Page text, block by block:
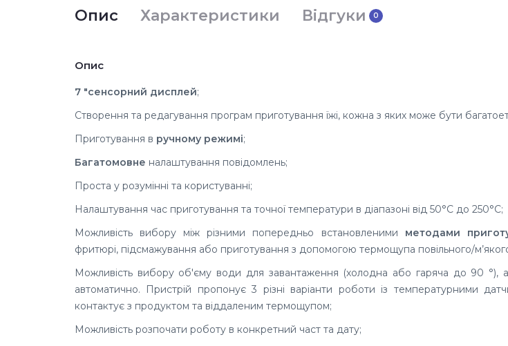
Опис Характеристики Відгуки 0
Опис
7 "сенсорний дисплей;
Створення та редагування програм приготування їжі, кожна з яких може бути
Приготування в ручному режимі;
Багатомовне налаштування повідомлень;
Проста у розумінні та користуванні;
Налаштування час приготування та точної температури в діапазоні від 50°C до 250°C;
Можливість вибору між різними попередньо встановленими методами
фритюрі, підсмажування або приготування з допомогою термощупа повільного/
Можливість вибору об'єму води для завантаження (холодна або гаряча до 90 °),
автоматично. Пристрій пропонує 3 різні варіанти роботи із температурними
контактує з продуктом та віддаленим термощупом;
Можливість розпочати роботу в конкретний част та дату;